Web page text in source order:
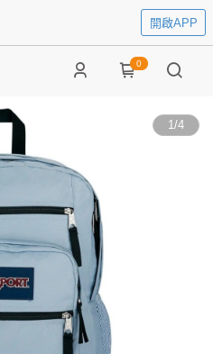
開啟APP
0
1/4